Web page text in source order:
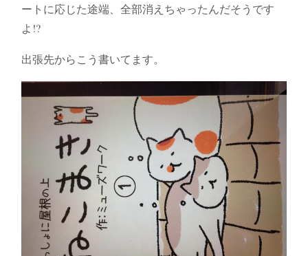
ートに応じた途端、全部消えちゃったんだそうです
よ!?
出張先からこう書いてます。